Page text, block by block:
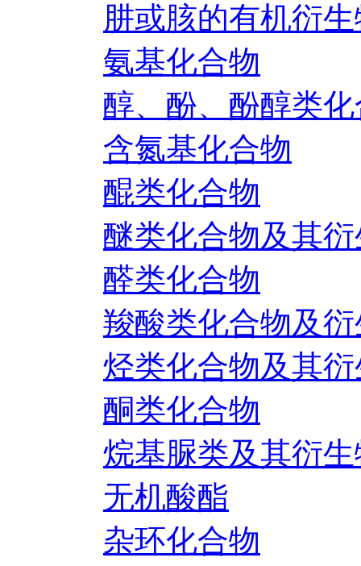
肼或胲的有机衍
氨基化合物
醇、酚、酚醇类
含氮基化合物
醌类化合物
醚类化合物及其
醛类化合物
羧酸类化合物及
烃类化合物及其
酮类化合物
烷基脲类及其衍
无机酸酯
杂环化合物